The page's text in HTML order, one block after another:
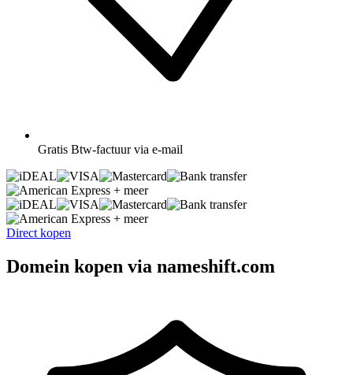
Gratis Btw-factuur via e-mail
+ meer
+ meer
Direct kopen
Domein kopen via nameshift.com